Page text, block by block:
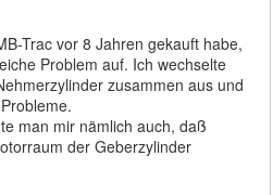
Trac vor 8 Jahren gekauft habe,
Problem auf. Ich wechselte
zusammen aus und
man mir nämlich auch, daß
der Geberzylinder